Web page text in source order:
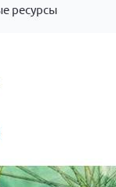
ресурсы